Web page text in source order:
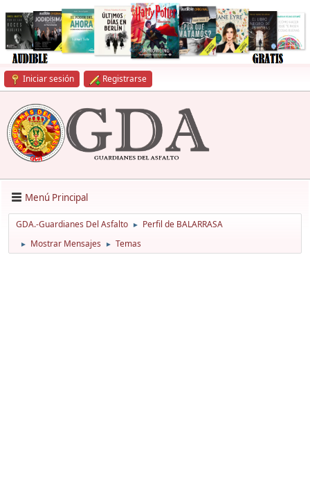
Iniciar sesión Registrarse
Menú Principal
GDA.-Guardianes Del Asfalto ► Perfil de BALARRASA
► Mostrar Mensajes ► Temas